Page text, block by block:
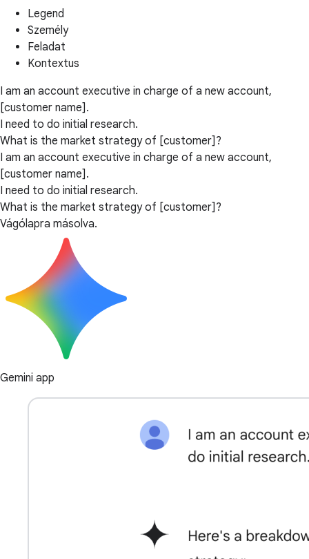
Legend
Személy
Feladat
Kontextus
I am an account executive in charge of a new account,
[customer name].
I need to do initial research.
What is the market strategy of [customer]?
I am an account executive in charge of a new account,
[customer name].
I need to do initial research.
What is the market strategy of [customer]?
Vágólapra másolva.
Gemini app